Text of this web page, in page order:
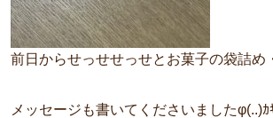
前日からせっせせっせとお菓子の袋詰め
メッセージも書いてくださいましたφ(..)